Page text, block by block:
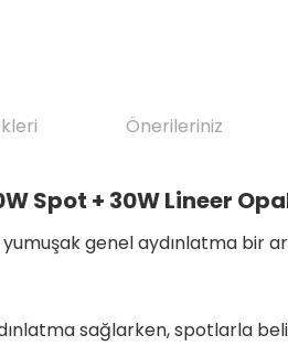
Önerileriniz
Spot + 30W Lineer
genel aydınlatma bir
sağlarken, spotlarla